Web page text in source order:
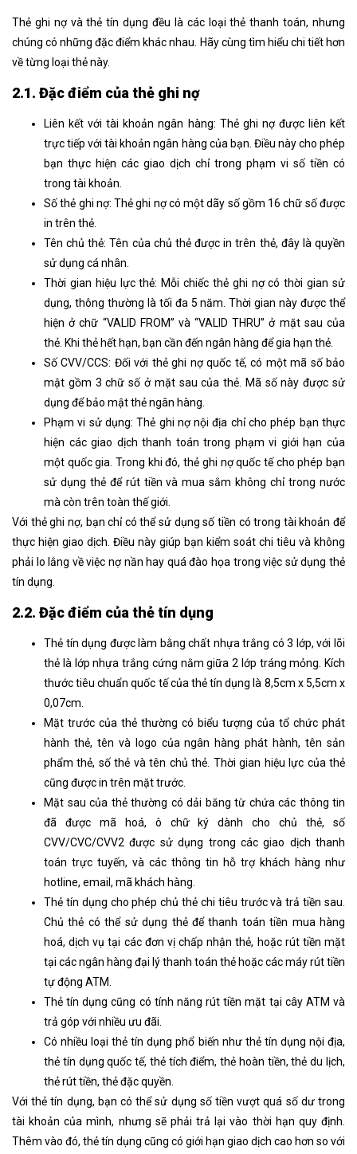
Thẻ ghi nợ và thẻ tín dụng đều là các loại thẻ thanh toán, nhưng
chúng có những đặc điểm khác nhau. Hãy cùng tìm hiểu chi tiết hơn
về từng loại thẻ này.
2.1. Đặc điểm của thẻ ghi nợ
Liên kết với tài khoản ngân hàng: Thẻ ghi nợ được liên kết
trực tiếp với tài khoản ngân hàng của bạn. Điều này cho phép
bạn thực hiện các giao dịch chỉ trong phạm vi số tiền có
trong tài khoản.
Số thẻ ghi nợ: Thẻ ghi nợ có một dãy số gồm 16 chữ số được
in trên thẻ.
Tên chủ thẻ: Tên của chủ thẻ được in trên thẻ, đây là quyền
sử dụng cá nhân.
Thời gian hiệu lực thẻ: Mỗi chiếc thẻ ghi nợ có thời gian sử
dụng, thông thường là tối đa 5 năm. Thời gian này được thể
hiện ở chữ “VALID FROM” và “VALID THRU” ở mặt sau của
thẻ. Khi thẻ hết hạn, bạn cần đến ngân hàng để gia hạn thẻ.
Số CVV/CCS: Đối với thẻ ghi nợ quốc tế, có một mã số bảo
mật gồm 3 chữ số ở mặt sau của thẻ. Mã số này được sử
dụng để bảo mật thẻ ngân hàng.
Phạm vi sử dụng: Thẻ ghi nợ nội địa chỉ cho phép bạn thực
hiện các giao dịch thanh toán trong phạm vi giới hạn của
một quốc gia. Trong khi đó, thẻ ghi nợ quốc tế cho phép bạn
sử dụng thẻ để rút tiền và mua sắm không chỉ trong nước
mà còn trên toàn thế giới.
Với thẻ ghi nợ, bạn chỉ có thể sử dụng số tiền có trong tài khoản để
thực hiện giao dịch. Điều này giúp bạn kiểm soát chi tiêu và không
phải lo lắng về việc nợ nần hay quá đào họa trong việc sử dụng thẻ
tín dụng.
2.2. Đặc điểm của thẻ tín dụng
Thẻ tín dụng được làm bằng chất nhựa trắng có 3 lớp, với lõi
thẻ là lớp nhựa trắng cứng nằm giữa 2 lớp tráng mỏng. Kích
thước tiêu chuẩn quốc tế của thẻ tín dụng là 8,5cm x 5,5cm x
0,07cm.
Mặt trước của thẻ thường có biểu tượng của tổ chức phát
hành thẻ, tên và logo của ngân hàng phát hành, tên sản
phẩm thẻ, số thẻ và tên chủ thẻ. Thời gian hiệu lực của thẻ
cũng được in trên mặt trước.
Mặt sau của thẻ thường có dải băng từ chứa các thông tin
đã được mã hoá, ô chữ ký dành cho chủ thẻ, số
CVV/CVC/CVV2 được sử dụng trong các giao dịch thanh
toán trực tuyến, và các thông tin hỗ trợ khách hàng như
hotline, email, mã khách hàng.
Thẻ tín dụng cho phép chủ thẻ chi tiêu trước và trả tiền sau.
Chủ thẻ có thể sử dụng thẻ để thanh toán tiền mua hàng
hoá, dịch vụ tại các đơn vị chấp nhận thẻ, hoặc rút tiền mặt
tại các ngân hàng đại lý thanh toán thẻ hoặc các máy rút tiền
tự động ATM.
Thẻ tín dụng cũng có tính năng rút tiền mặt tại cây ATM và
trả góp với nhiều ưu đãi.
Có nhiều loại thẻ tín dụng phổ biến như thẻ tín dụng nội địa,
thẻ tín dụng quốc tế, thẻ tích điểm, thẻ hoàn tiền, thẻ du lịch,
thẻ rút tiền, thẻ đặc quyền.
Với thẻ tín dụng, bạn có thể sử dụng số tiền vượt quá số dư trong
tài khoản của mình, nhưng sẽ phải trả lại vào thời hạn quy định.
Thêm vào đó, thẻ tín dụng cũng có giới hạn giao dịch cao hơn so với